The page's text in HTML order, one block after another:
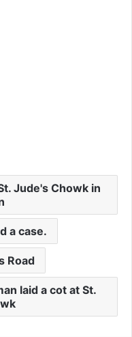
Jude's Chowk in
a case.
Road
laid a cot at St.